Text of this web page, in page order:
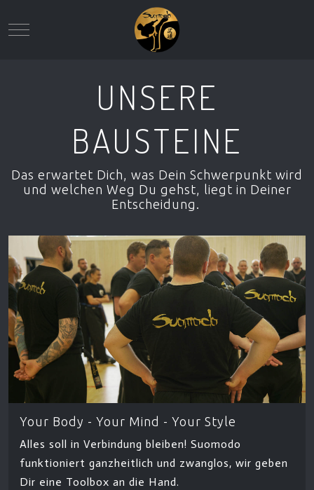
Mobile Menu Toggle
UNSERE
BAUSTEINE
Das erwartet Dich, was Dein Schwerpunkt wird
und welchen Weg Du gehst, liegt in Deiner
Entscheidung.
Your Body - Your Mind - Your Style
Alles soll in Verbindung bleiben! Suomodo
funktioniert ganzheitlich und zwanglos, wir geben
Dir eine Toolbox an die Hand.